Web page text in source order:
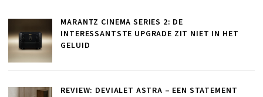
MARANTZ CINEMA SERIES 2: DE
INTERESSANTSTE UPGRADE ZIT NIET IN HET
GELUID
REVIEW: DEVIALET ASTRA – EEN STATEMENT